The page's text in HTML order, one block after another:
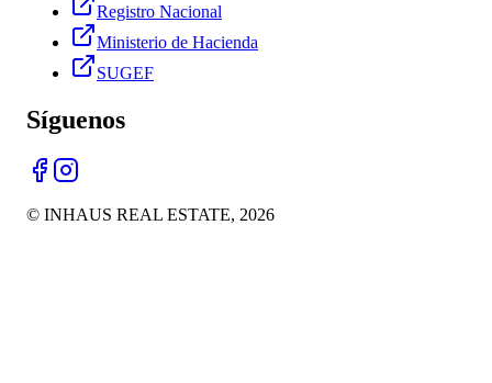
Registro Nacional
Ministerio de Hacienda
SUGEF
Síguenos
© INHAUS REAL ESTATE, 2026